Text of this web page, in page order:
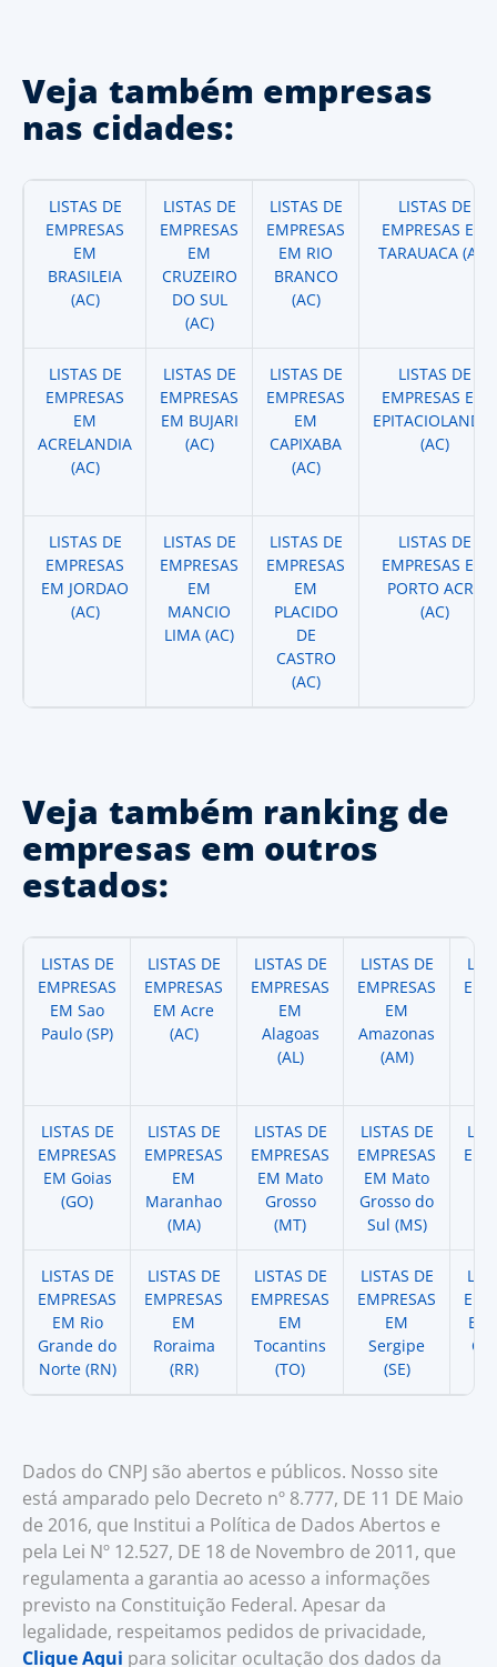
Veja também empresas
nas cidades:
LISTAS DE
EMPRESAS
EM
BRASILEIA
(AC)
LISTAS DE
EMPRESAS
EM
CRUZEIRO
DO SUL
(AC)
LISTAS DE
EMPRESAS
EM RIO
BRANCO
(AC)
LISTAS DE
EMPRESAS EM
TARAUACA (AC)
LISTAS DE
EMPRESAS
EM
ACRELANDIA
(AC)
LISTAS DE
EMPRESAS
EM BUJARI
(AC)
LISTAS DE
EMPRESAS
EM
CAPIXABA
(AC)
LISTAS DE
EMPRESAS EM
EPITACIOLANDIA
(AC)
LISTAS DE
EMPRESAS
EM JORDAO
(AC)
LISTAS DE
EMPRESAS
EM
MANCIO
LIMA (AC)
LISTAS DE
EMPRESAS
EM
PLACIDO
DE
CASTRO
(AC)
LISTAS DE
EMPRESAS EM
PORTO ACRE
(AC)
Veja também ranking de
empresas em outros
estados:
LISTAS DE
EMPRESAS
EM Sao
Paulo (SP)
LISTAS DE
EMPRESAS
EM Acre
(AC)
LISTAS DE
EMPRESAS
EM
Alagoas
(AL)
LISTAS DE
EMPRESAS
EM
Amazonas
(AM)
LISTAS DE
EMPRESAS
EM Goias
(GO)
LISTAS DE
EMPRESAS
EM
Maranhao
(MA)
LISTAS DE
EMPRESAS
EM Mato
Grosso
(MT)
LISTAS DE
EMPRESAS
EM Mato
Grosso do
Sul (MS)
LISTAS DE
EMPRESAS
EM Rio
Grande do
Norte (RN)
LISTAS DE
EMPRESAS
EM
Roraima
(RR)
LISTAS DE
EMPRESAS
EM
Tocantins
(TO)
LISTAS DE
EMPRESAS
EM
Sergipe
(SE)
EM
Dados do CNPJ são abertos e públicos. Nosso site
está amparado pelo Decreto nº 8.777, DE 11 DE Maio
de 2016, que Institui a Política de Dados Abertos e
pela Lei Nº 12.527, DE 18 de Novembro de 2011, que
regulamenta a garantia ao acesso a informações
previsto na Constituição Federal. Apesar da
legalidade, respeitamos pedidos de privacidade,
Clique Aqui para solicitar ocultação dos dados da